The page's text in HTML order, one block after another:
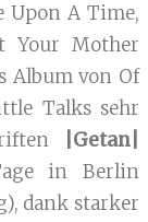
Upon A Time,
Your Mother
Album von Of
Talks sehr
|Getan|
in Berlin
dank starker